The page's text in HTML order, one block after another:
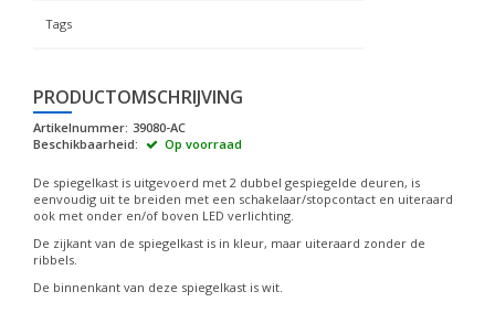
Tags
PRODUCTOMSCHRIJVING
Artikelnummer: 39080-AC
Beschikbaarheid:
Op voorraad
De spiegelkast is uitgevoerd met 2 dubbel gespiegelde deuren, is
eenvoudig uit te breiden met een schakelaar/stopcontact en uiteraard
ook met onder en/of boven LED verlichting.
De zijkant van de spiegelkast is in kleur, maar uiteraard zonder de
ribbels.
De binnenkant van deze spiegelkast is wit.